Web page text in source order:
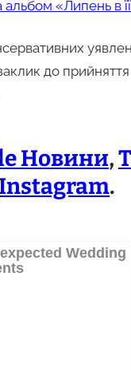
«Липень в
до
Новини,
Instagram.